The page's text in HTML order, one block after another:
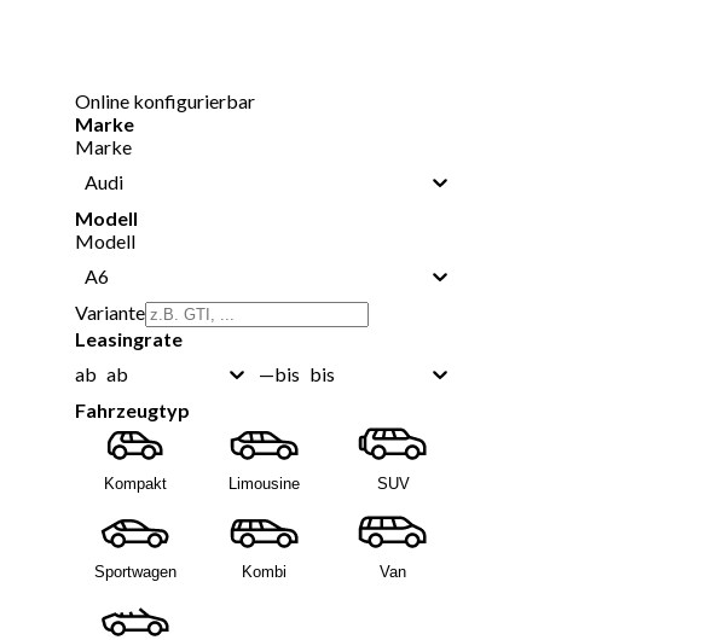
Online konfigurierbar
Marke
Marke
Audi
Modell
Modell
A6
Variante
Leasingrate
ab ab —bis bis
Fahrzeugtyp
Kompakt Limousine SUV
Sportwagen Kombi Van